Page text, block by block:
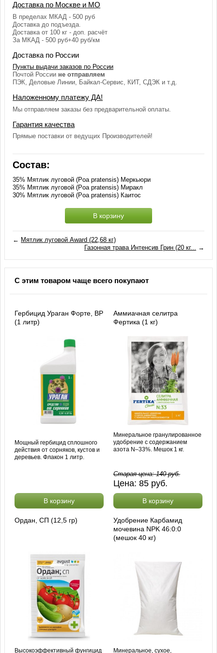
Доставка по Москве и МО
В пределах МКАД - 500 руб
Доставка до подъезда.
Доставка от 100 кг - доп. расчёт
За МКАД - 500 руб+40 руб/км
Доставка по России
Пункты выдачи заказов по России
Почтой России не отправляем
ПЭК, Деловые Линии, Байкал-Сервис, КИТ, СДЭК и т.д.
Наложенному платежу ДА!
Мы отправляем заказы без предварительной оплаты.
Гарантия качества
Прямые поставки от ведущих Производителей!
Состав:
35% Мятлик луговой (Poa pratensis) Меркьюри
35% Мятлик луговой (Poa pratensis) Миракл
30% Мятлик луговой (Poa pratensis) Каитос
В корзину
← Мятлик луговой Award (22,68 кг)
Газонная трава Интенсив Грин (20 кг... →
С этим товаром чаще всего покупают
Гербицид Ураган Форте, ВР
(1 литр)
Мощный гербицид сплошного
действия от сорняков, кустов и
деревьев. Флакон 1 литр.
В корзину
Аммиачная селитра
Фертика (1 кг)
Минеральное гранулированное
удобрение с содержанием
азота N–33%. Мешок 1 кг.
Старая цена:140руб.
Цена: 85 руб.
В корзину
Ордан, СП (12,5 гр)
Высокоэффективный фунгицид
Удобрение Карбамид
мочевина NPK 46:0:0
(мешок 40 кг)
Минеральное, сухое,